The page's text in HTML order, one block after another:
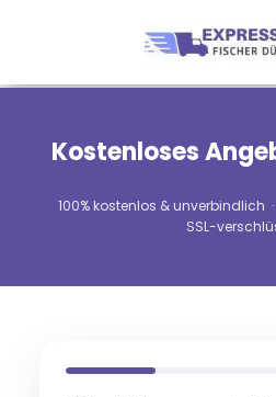
Kostenloses
100% kostenlos & unverbindlich
SSL-